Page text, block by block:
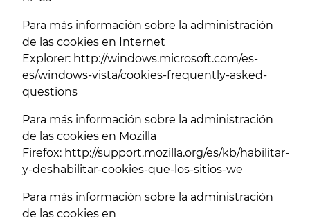
Para más información sobre la administración
de las cookies en Internet
Explorer: http://windows.microsoft.com/es-
es/windows-vista/cookies-frequently-asked-
questions
Para más información sobre la administración
de las cookies en Mozilla
Firefox: http://support.mozilla.org/es/kb/habilitar-
y-deshabilitar-cookies-que-los-sitios-we
Para más información sobre la administración
de las cookies en